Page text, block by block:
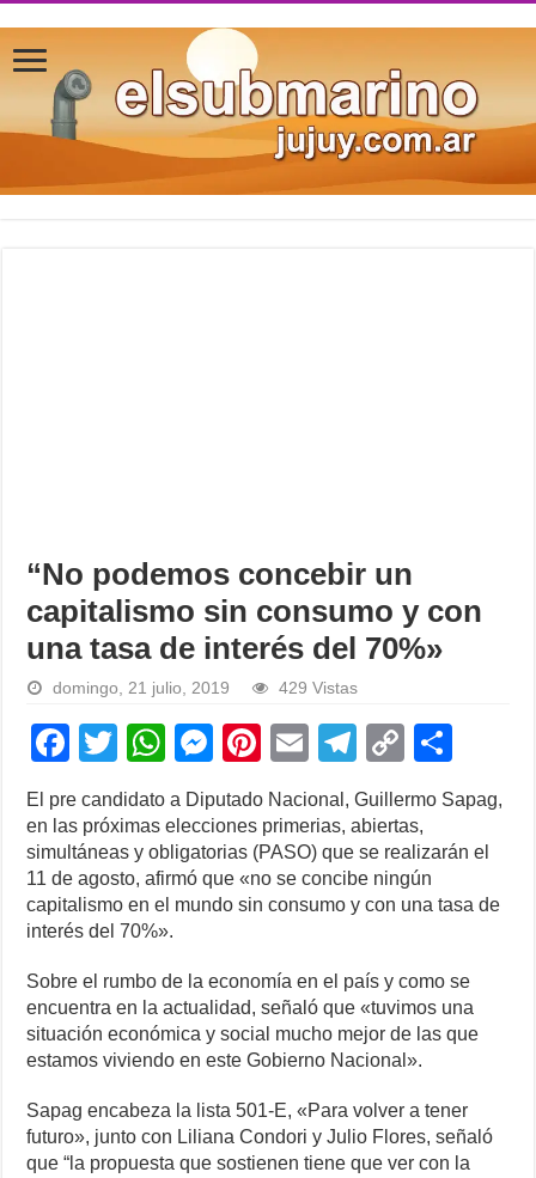
“No podemos concebir un
capitalismo sin consumo y con
una tasa de interés del 70%»
domingo, 21 julio, 2019 429 Vistas
F
c
e
b
o
o
k
T
wi
tt
er
W
h
at
s
A
p
p
M
ss
e
n
er
Pi
nt
er
e
st
E
m
ail
T
el
e
gr
a
C
p
y
Li
k
ar
e
El pre candidato a Diputado Nacional, Guillermo Sapag,
en las próximas elecciones primerias, abiertas,
simultáneas y obligatorias (PASO) que se realizarán el
11 de agosto, afirmó que «no se concibe ningún
capitalismo en el mundo sin consumo y con una tasa de
interés del 70%».
Sobre el rumbo de la economía en el país y como se
encuentra en la actualidad, señaló que «tuvimos una
situación económica y social mucho mejor de las que
estamos viviendo en este Gobierno Nacional».
Sapag encabeza la lista 501-E, «Para volver a tener
futuro», junto con Liliana Condori y Julio Flores, señaló
que “la propuesta que sostienen tiene que ver con la